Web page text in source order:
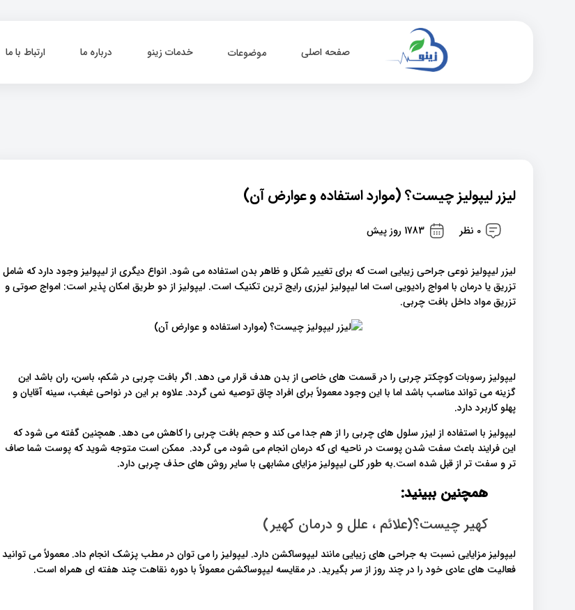
صفحه اصلی موضوعات خدمات زینو درباره ما ارتباط با ما
لیزر لیپولیز چیست؟ (موارد استفاده و عوارض آن)
0 نظر 1783 روز پیش
لیزر لیپولیز نوعی جراحی زیبایی است که برای تغییر شکل و ظاهر بدن استفاده می شود. انواع دیگری از لیپولیز وجود دارد که شامل
تزریق یا درمان با امواج رادیویی است اما لیپولیز لیزری رایج ترین تکنیک است. لیپولیز از دو طریق امکان پذیر است: امواج صوتی و
تزریق مواد داخل بافت چربی.
لیپولیز رسوبات کوچکتر چربی را در قسمت های خاصی از بدن هدف قرار می دهد. اگر بافت چربی در شکم، باسن، ران باشد این
گزینه می تواند مناسب باشد اما با این وجود معمولاً برای افراد چاق توصیه نمی گردد. علاوه بر این در نواحی غبغب، سینه آقایان و
پهلو کاربرد دارد.
لیپولیز با استفاده از لیزر سلول های چربی را از هم جدا می کند و حجم بافت چربی را کاهش می دهد. همچنین گفته می شود که
این فرایند باعث سفت شدن پوست در ناحیه ای که درمان انجام می شود، می گردد. ممکن است متوجه شوید که پوست شما صاف
تر و سفت تر از قبل شده است.به طور کلی لیپولیز مزایای مشابهی با سایر روش های حذف چربی دارد.
همچنین ببینید:
کهیر چیست؟(علائم ، علل و درمان کهیر)
لیپولیز مزایایی نسبت به جراحی های زیبایی مانند لیپوساکشن دارد. لیپولیز را می توان در مطب پزشک انجام داد. معمولاً می توانید
فعالیت های عادی خود را در چند روز از سر بگیرید. در مقایسه لیپوساکشن معمولاً با دوره نقاهت چند هفته ای همراه است.